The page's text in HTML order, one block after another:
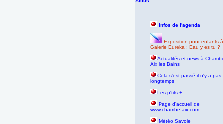
infos de l'agenda
Exposition pour enfants
Galerie Eureka : Eau y es tu ?
Actualités et news à
Aix les Bains
Cela s'est passé il n'y a pas
longtemps
Les p'tits +
Page d'accueil de
www.chambe-aix.com
Météo Savoie